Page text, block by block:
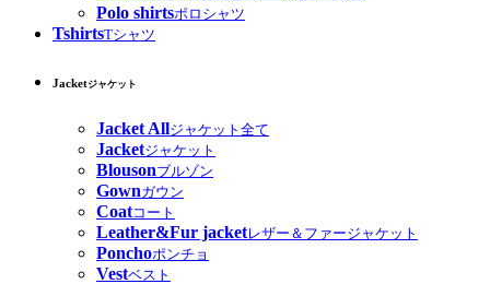
Polo shirtsポロシャツ
TshirtsTシャツ
Jacketジャケット
Jacket Allジャケット全て
Jacketジャケット
Blousonブルゾン
Gownガウン
Coatコート
Leather&Fur jacketレザー＆ファージャケット
Ponchoポンチョ
Vestベスト